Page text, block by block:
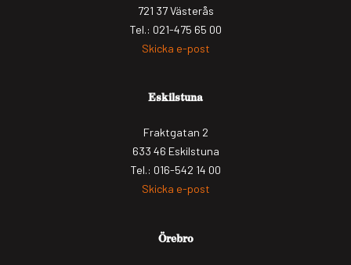
721 37 Västerås
Tel.: 021-475 65 00
Skicka e-post
Eskilstuna
Fraktgatan 2
633 46 Eskilstuna
Tel.: 016-542 14 00
Skicka e-post
Örebro